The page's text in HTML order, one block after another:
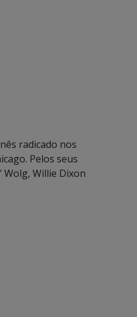
radicado nos
Pelos seus
Wolg, Willie Dixon